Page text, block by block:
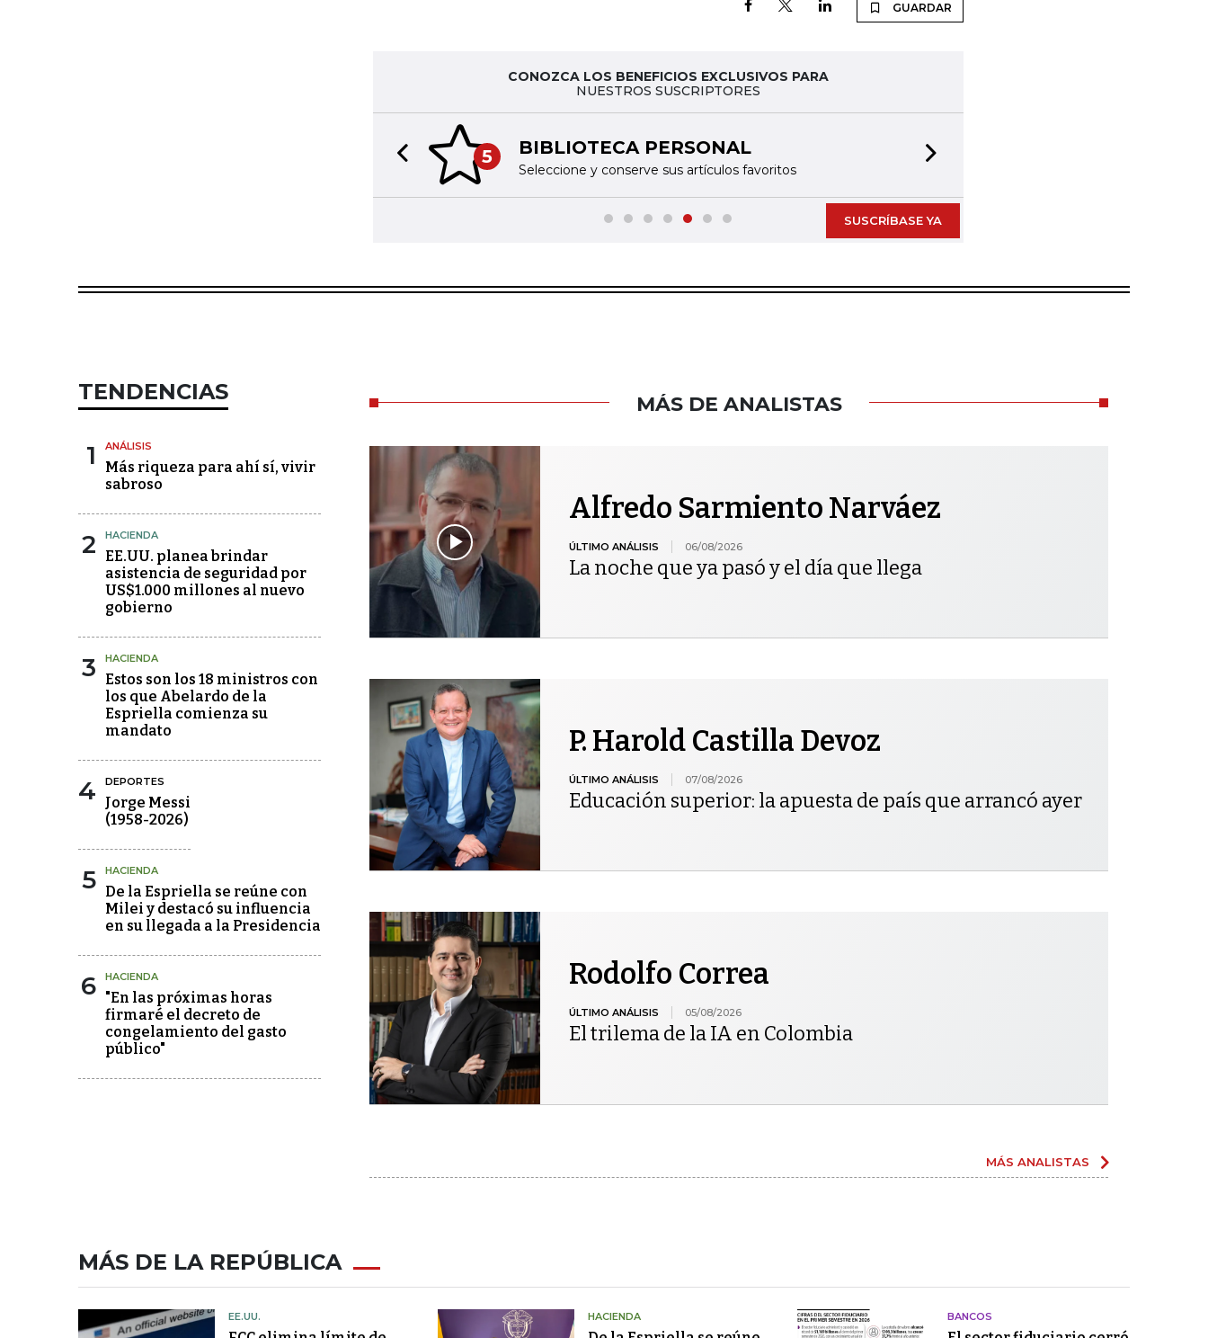
GUARDAR
CONOZCA LOS BENEFICIOS EXCLUSIVOS PARA
NUESTROS SUSCRIPTORES
5 BIBLIOTECA PERSONAL
Seleccione y conserve sus artículos favoritos
Previous slide
SUSCRÍBASE YA
TENDENCIAS
1 ANÁLISIS
Más riqueza para ahí sí, vivir
sabroso
2 HACIENDA
EE.UU. planea brindar
asistencia de seguridad por
US$1.000 millones al nuevo
gobierno
3 HACIENDA
Estos son los 18 ministros con
los que Abelardo de la
Espriella comienza su
mandato
4 DEPORTES
Jorge Messi
(1958-2026)
5 HACIENDA
De la Espriella se reúne con
Milei y destacó su influencia
en su llegada a la Presidencia
6 HACIENDA
"En las próximas horas
firmaré el decreto de
congelamiento del gasto
público"
MÁS DE ANALISTAS
Alfredo Sarmiento Narváez
ÚLTIMO ANÁLISIS 06/08/2026
La noche que ya pasó y el día que llega
P. Harold Castilla Devoz
ÚLTIMO ANÁLISIS 07/08/2026
Educación superior: la apuesta de país que arrancó ayer
Rodolfo Correa
ÚLTIMO ANÁLISIS 05/08/2026
El trilema de la IA en Colombia
MÁS ANALISTAS
MÁS DE LA REPÚBLICA
EE.UU. HACIENDA BANCOS